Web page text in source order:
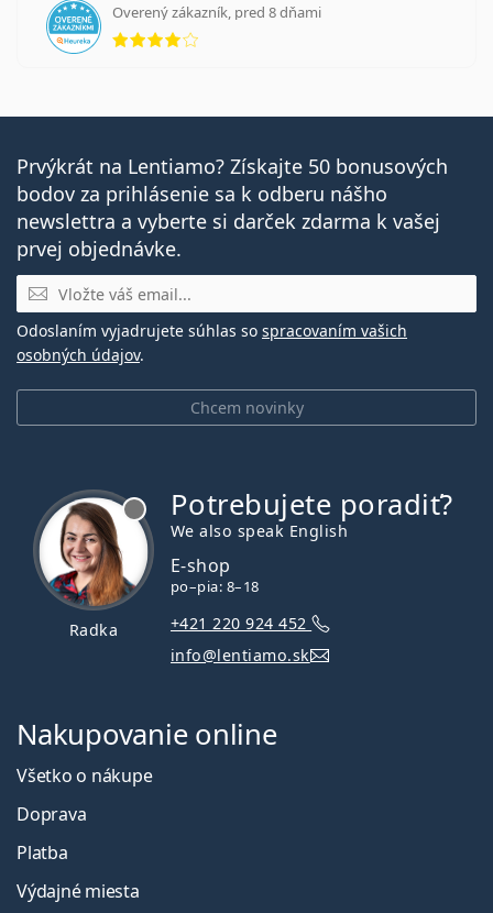
Overený zákazník, pred 8 dňami
hodnotenie 4 z 5
Prvýkrát na Lentiamo? Získajte 50 bonusových
bodov za prihlásenie sa k odberu nášho
newslettra a vyberte si darček zdarma k vašej
prvej objednávke.
E-mail
Chcem novinky
Odoslaním vyjadrujete súhlas so spracovaním vašich
osobných údajov.
Radka
Potrebujete poradiť?
We also speak English
E-shop
po–pia: 8–18
+421 220 924 452
info@lentiamo.sk
Nakupovanie online
Všetko o nákupe
Doprava
Platba
Výdajné miesta